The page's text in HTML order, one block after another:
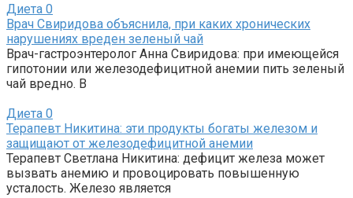
Диета 0
Врач Свиридова объяснила, при каких хронических
нарушениях вреден зеленый чай
Врач-гастроэнтеролог Анна Свиридова: при имеющейся
гипотонии или железодефицитной анемии пить зеленый
чай вредно. В
Диета 0
Терапевт Никитина: эти продукты богаты железом и
защищают от железодефицитной анемии
Терапевт Светлана Никитина: дефицит железа может
вызвать анемию и провоцировать повышенную
усталость. Железо является